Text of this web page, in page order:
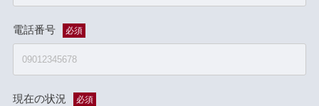
電話番号 必須
現在の状況 必須